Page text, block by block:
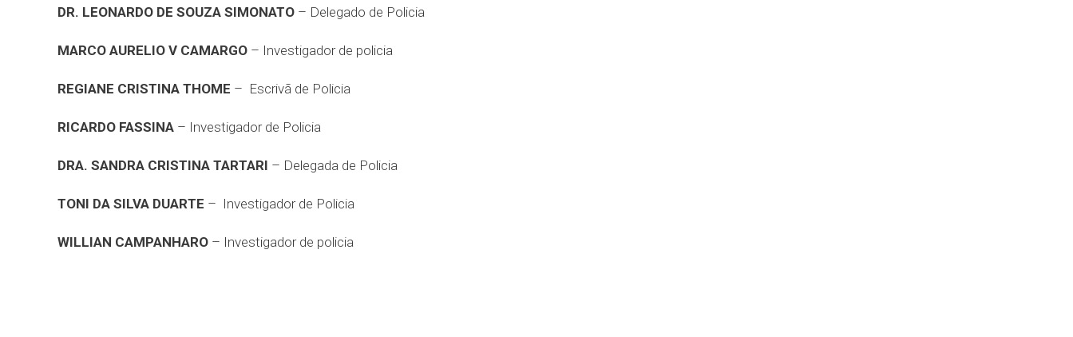
DR. LEONARDO DE SOUZA SIMONATO – Delegado de Policia
MARCO AURELIO V CAMARGO – Investigador de policia
REGIANE CRISTINA THOME – Escrivã de Policia
RICARDO FASSINA – Investigador de Policia
DRA. SANDRA CRISTINA TARTARI – Delegada de Policia
TONI DA SILVA DUARTE – Investigador de Policia
WILLIAN CAMPANHARO – Investigador de policia